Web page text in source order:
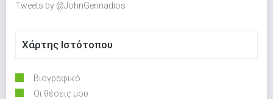
Tweets by @JohnGennadios
Χάρτης Ιστότοπου
Βιογραφικό
Οι θέσεις μου